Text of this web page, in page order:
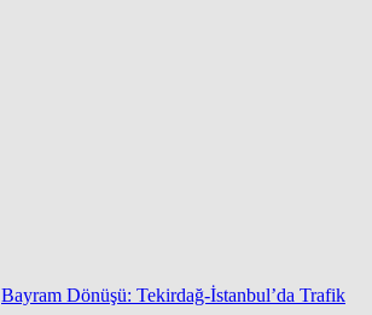
Bayram Dönüşü: Tekirdağ-İstanbul’da Trafik